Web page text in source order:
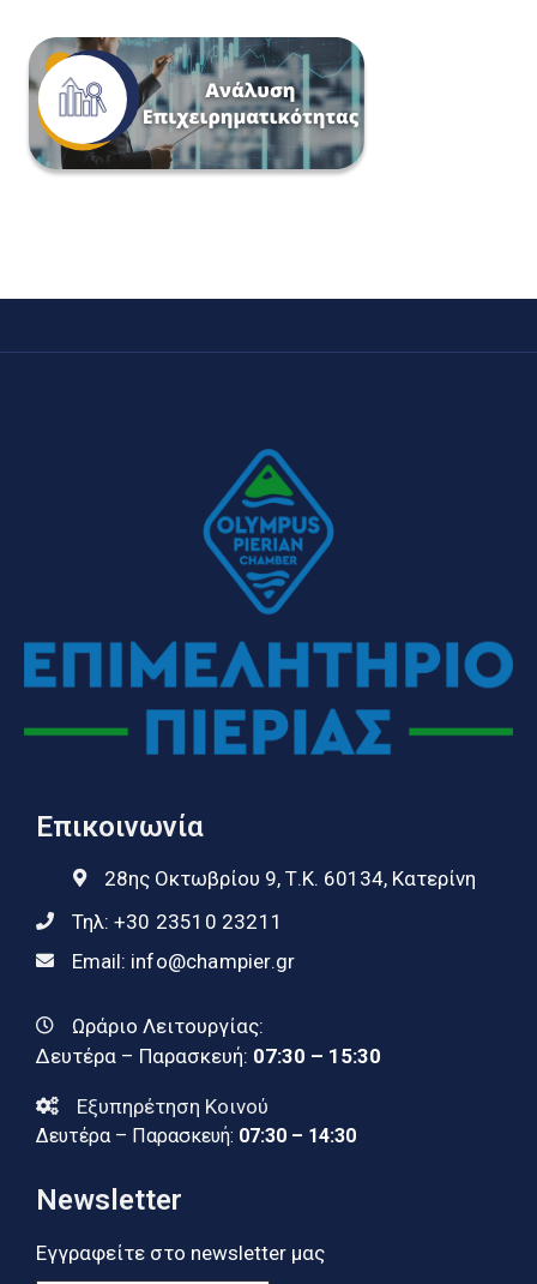
Επικοινωνία
28ης Οκτωβρίου 9, Τ.Κ. 60134, Κατερίνη
Τηλ: +30 23510 23211
Email: info@champier.gr
Ωράριο Λειτουργίας:
Δευτέρα – Παρασκευή: 07:30 – 15:30
Εξυπηρέτηση Κοινού
Δευτέρα – Παρασκευή: 07:30 – 14:30
Newsletter
Εγγραφείτε στο newsletter μας